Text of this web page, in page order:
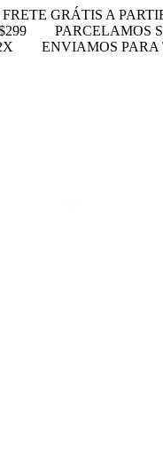
FRETE GRÁTIS A
PARCELAMOS
ENVIAMOS PARA